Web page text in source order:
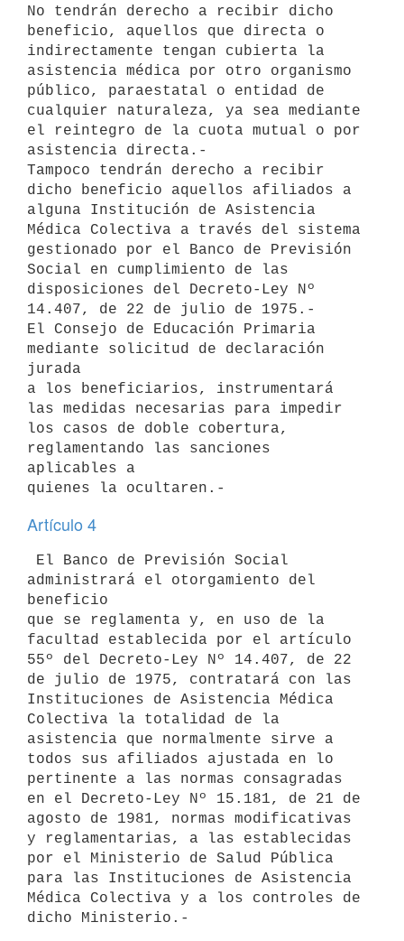
No tendrán derecho a recibir dicho
beneficio, aquellos que directa o
indirectamente tengan cubierta la
asistencia médica por otro organismo
público, paraestatal o entidad de
cualquier naturaleza, ya sea mediante
el reintegro de la cuota mutual o por
asistencia directa.-
Tampoco tendrán derecho a recibir
dicho beneficio aquellos afiliados a
alguna Institución de Asistencia
Médica Colectiva a través del sistema
gestionado por el Banco de Previsión
Social en cumplimiento de las
disposiciones del Decreto-Ley Nº
14.407, de 22 de julio de 1975.-
El Consejo de Educación Primaria
mediante solicitud de declaración
jurada
a los beneficiarios, instrumentará
las medidas necesarias para impedir
los casos de doble cobertura,
reglamentando las sanciones
aplicables a
Artículo 4
administrará el otorgamiento del
beneficio
que se reglamenta y, en uso de la
facultad establecida por el artículo
55º del Decreto-Ley Nº 14.407, de 22
de julio de 1975, contratará con las
Instituciones de Asistencia Médica
Colectiva la totalidad de la
asistencia que normalmente sirve a
todos sus afiliados ajustada en lo
pertinente a las normas consagradas
en el Decreto-Ley Nº 15.181, de 21 de
agosto de 1981, normas modificativas
y reglamentarias, a las establecidas
por el Ministerio de Salud Pública
para las Instituciones de Asistencia
Médica Colectiva y a los controles de